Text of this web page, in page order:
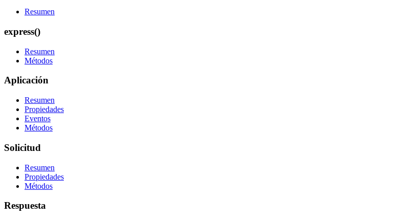
Resumen
express()
Resumen
Métodos
Aplicación
Resumen
Propiedades
Eventos
Métodos
Solicitud
Resumen
Propiedades
Métodos
Respuesta